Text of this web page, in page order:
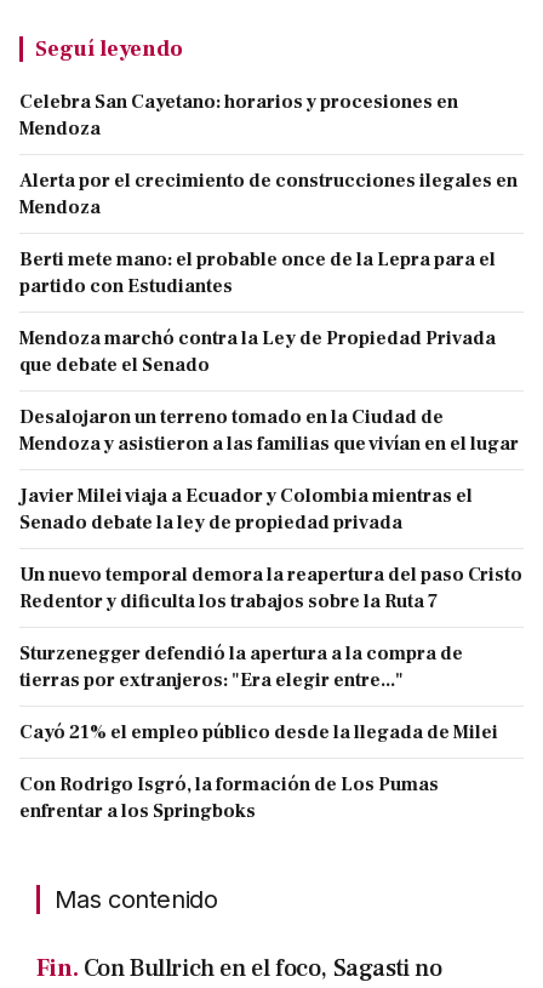
Seguí leyendo
Celebra San Cayetano: horarios y procesiones en
Mendoza
Alerta por el crecimiento de construcciones ilegales en
Mendoza
Berti mete mano: el probable once de la Lepra para el
partido con Estudiantes
Mendoza marchó contra la Ley de Propiedad Privada
que debate el Senado
Desalojaron un terreno tomado en la Ciudad de
Mendoza y asistieron a las familias que vivían en el lugar
Javier Milei viaja a Ecuador y Colombia mientras el
Senado debate la ley de propiedad privada
Un nuevo temporal demora la reapertura del paso Cristo
Redentor y dificulta los trabajos sobre la Ruta 7
Sturzenegger defendió la apertura a la compra de
tierras por extranjeros: "Era elegir entre..."
Cayó 21% el empleo público desde la llegada de Milei
Con Rodrigo Isgró, la formación de Los Pumas
enfrentar a los Springboks
Mas contenido
Fin. Con Bullrich en el foco, Sagasti no